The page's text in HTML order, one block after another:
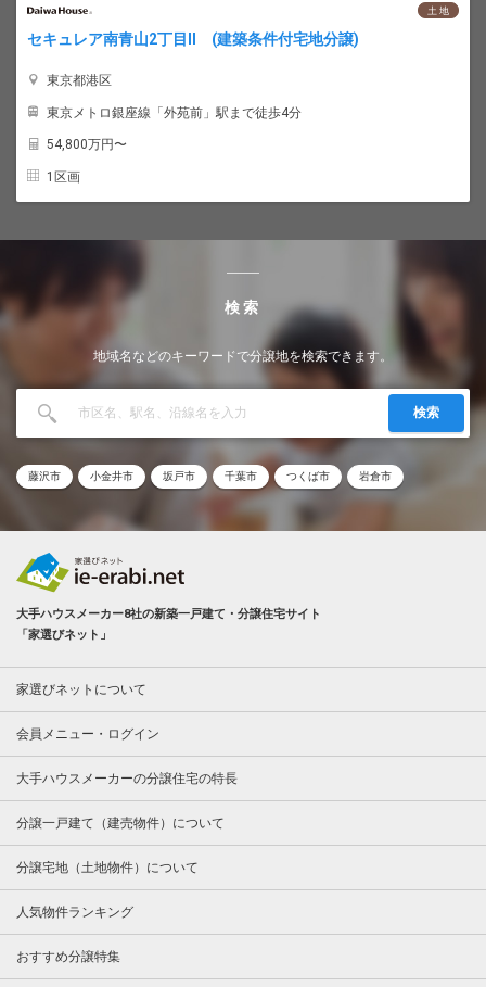
土 地
セキュレア南青山2丁目II (建築条件付宅地分譲)
東京都港区
東京メトロ銀座線「外苑前」駅まで徒歩4分
54,800万円〜
1区画
検索
地域名などのキーワードで分譲地を検索できます。
検索
藤沢市 小金井市 坂戸市 千葉市 つくば市 岩倉市
大手ハウスメーカー8社の新築一戸建て・分譲住宅サイト
「家選びネット」
家選びネットについて
会員メニュー・ログイン
大手ハウスメーカーの分譲住宅の特長
分譲一戸建て（建売物件）について
分譲宅地（土地物件）について
人気物件ランキング
おすすめ分譲特集